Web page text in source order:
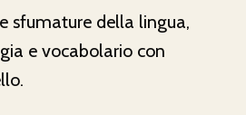
sfumature della lingua,
e vocabolario con